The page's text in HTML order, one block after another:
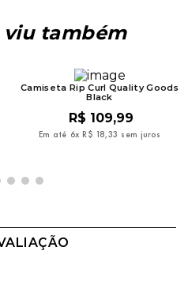
viu também
Camiseta Rip Curl Quality Goods
Black
R$ 109,99
Em até 6x R$ 18,33 sem juros